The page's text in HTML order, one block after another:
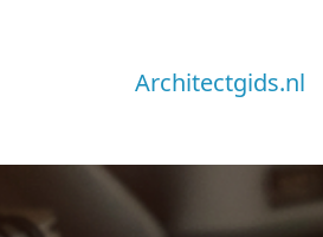
Architectgids.nl